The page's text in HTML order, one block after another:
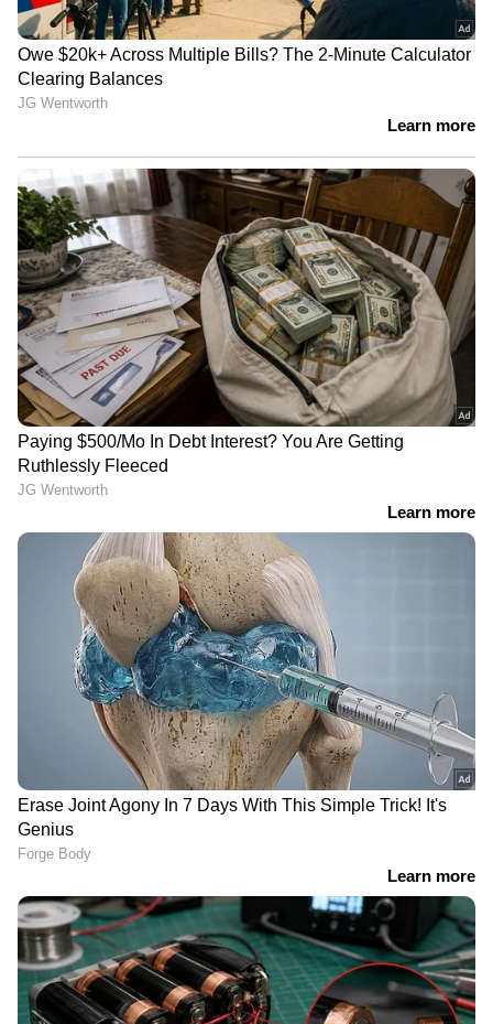
LATEST VIDEOS
പരീക്ഷയ്ക്ക്; ആരോഗ്യ
സര്‍വകലാശാല MBBS പരീക്ഷയിൽ
ഗുരുതര വീഴ്ച
ഗൗതം കൃഷ്ണനായി തെരച്ചിൽ;
നാവികസേനയുടെ ഐഎൻഎസ്
കൽപ്പേനി നീണ്ടകരയിൽ | Kollam |
Indian Navy